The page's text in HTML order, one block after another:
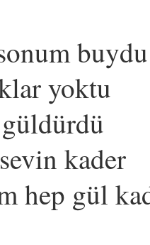
buydu
yoktu
güldürdü
kader
hep gül